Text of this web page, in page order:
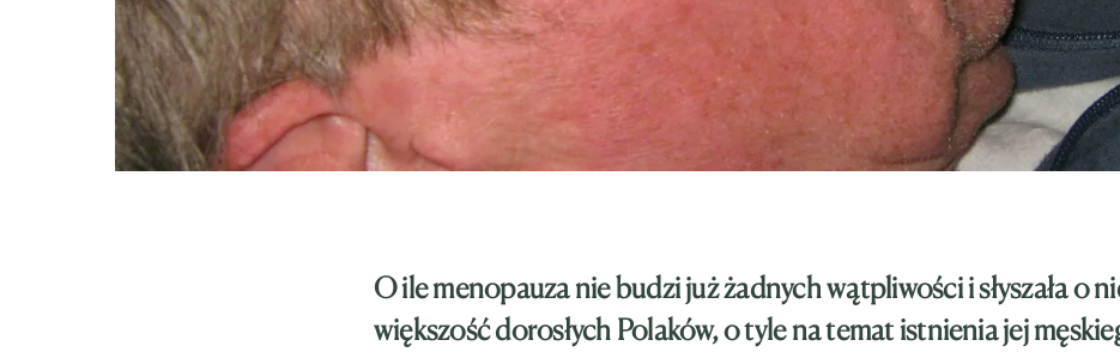
O ile menopauza nie budzi już żadnych wątpliwości i słyszała o
większość dorosłych Polaków, o tyle na temat istnienia jej